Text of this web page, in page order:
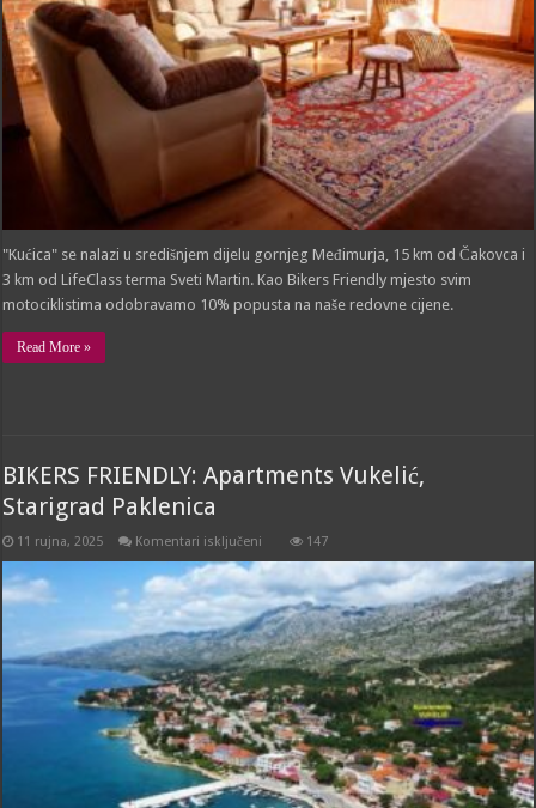
"Kućica" se nalazi u središnjem dijelu gornjeg Međimurja, 15 km od Čakovca i
3 km od LifeClass terma Sveti Martin. Kao Bikers Friendly mjesto svim
motociklistima odobravamo 10% popusta na naše redovne cijene.
Read More »
BIKERS FRIENDLY: Apartments Vukelić,
Starigrad Paklenica
11 rujna, 2025 Komentari isključeni
FRIENDLY:
Apartments
Vukelić,
Starigrad
Paklenica
147